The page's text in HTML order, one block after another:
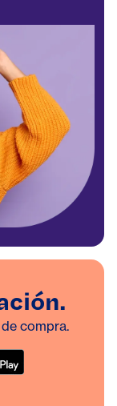
compra.